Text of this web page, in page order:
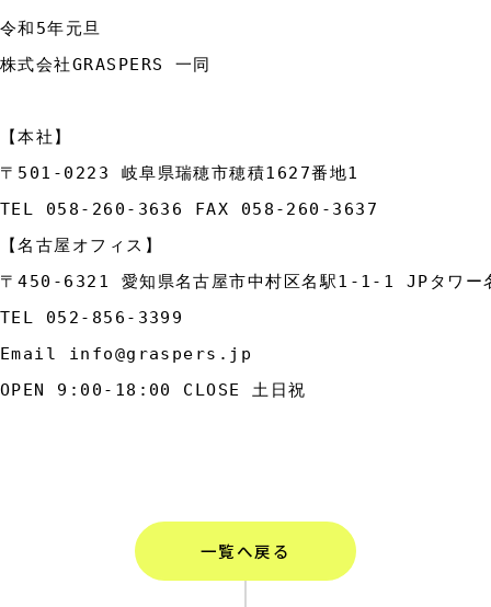
令和5年元旦
株式会社GRASPERS 一同
【本社】
〒501-0223 岐阜県瑞穂市穂積1627番地1
TEL 058-260-3636 FAX 058-260-3637
【名古屋オフィス】
〒450-6321 愛知県名古屋市中村区名駅1-1-1 JPタワー
TEL 052-856-3399
Email info@graspers.jp
OPEN 9:00-18:00 CLOSE 土日祝
一覧へ戻る